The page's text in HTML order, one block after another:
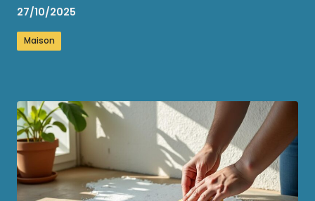
27/10/2025
Maison